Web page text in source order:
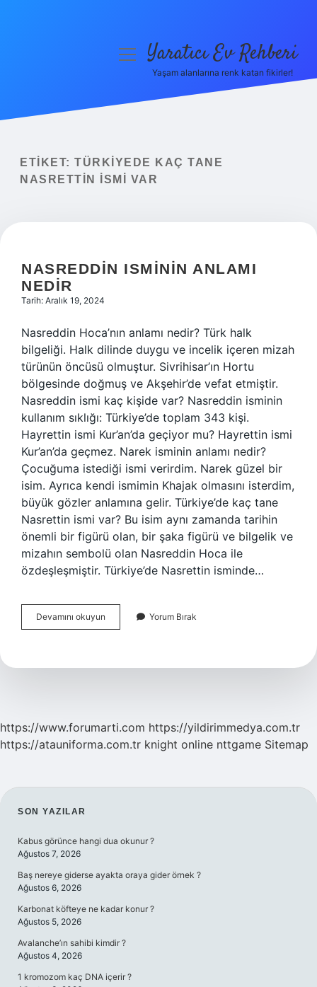
Yasal Uyarı
menüyüYaratıcı Ev Rehberi
Yaşam alanlarına renk katan fikirler!
ETIKET: TÜRKIYEDE KAÇ TANE
NASRETTIN ISMI VAR
NASREDDIN ISMININ ANLAMI
NEDIR
Tarih: Aralık 19, 2024
Nasreddin Hoca’nın anlamı nedir? Türk halk
bilgeliği. Halk dilinde duygu ve incelik içeren mizah
türünün öncüsü olmuştur. Sivrihisar’ın Hortu
bölgesinde doğmuş ve Akşehir’de vefat etmiştir.
Nasreddin ismi kaç kişide var? Nasreddin isminin
kullanım sıklığı: Türkiye’de toplam 343 kişi.
Hayrettin ismi Kur’an’da geçiyor mu? Hayrettin ismi
Kur’an’da geçmez. Narek isminin anlamı nedir?
Çocuğuma istediği ismi verirdim. Narek güzel bir
isim. Ayrıca kendi ismimin Khajak olmasını isterdim,
büyük gözler anlamına gelir. Türkiye’de kaç tane
Nasrettin ismi var? Bu isim aynı zamanda tarihin
önemli bir figürü olan, bir şaka figürü ve bilgelik ve
mizahın sembolü olan Nasreddin Hoca ile
özdeşleşmiştir. Türkiye’de Nasrettin isminde…
Devamını okuyun Nasreddin
Isminin
Yorum Bırak
https://www.forumarti.com https://yildirimmedya.com.tr
https://atauniforma.com.tr knight online nttgame Sitemap
SIDEBAR
SON YAZILAR
Kabus görünce hangi dua okunur ?
Ağustos 7, 2026
Baş nereye giderse ayakta oraya gider örnek ?
Ağustos 6, 2026
Karbonat köfteye ne kadar konur ?
Ağustos 5, 2026
Avalanche’ın sahibi kimdir ?
Ağustos 4, 2026
1 kromozom kaç DNA içerir ?